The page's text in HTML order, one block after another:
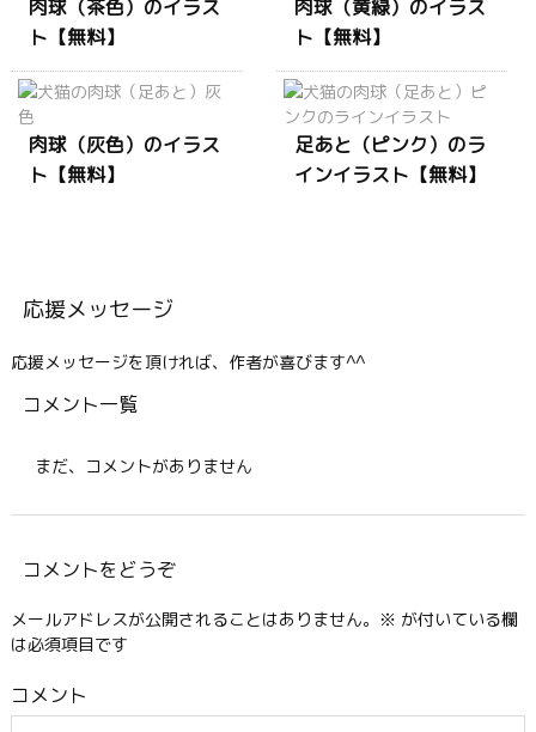
肉球（茶色）のイラス
ト【無料】
肉球（黄緑）のイラス
ト【無料】
肉球（灰色）のイラス
ト【無料】
足あと（ピンク）のラ
インイラスト【無料】
応援メッセージ
応援メッセージを頂ければ、作者が喜びます^^
コメント一覧
まだ、コメントがありません
コメントをどうぞ
メールアドレスが公開されることはありません。 ※ が付いている欄
は必須項目です
コメント